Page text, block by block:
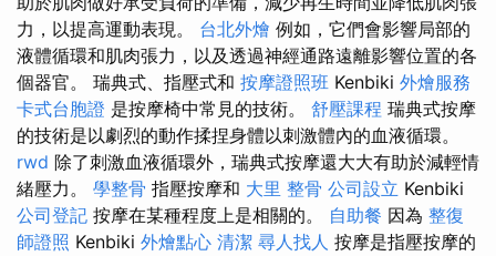
力，以提高運動表現。 台北外燴 例如，它們會影響局部的
液體循環和肌肉張力，以及透過神經通路遠離影響位置的各
個器官。 瑞典式、指壓式和 按摩證照班 Kenbiki 外燴服務
卡式台胞證 是按摩椅中常見的技術。 舒壓課程 瑞典式按摩
的技術是以劇烈的動作揉捏身體以刺激體內的血液循環。
rwd 除了刺激血液循環外，瑞典式按摩還大大有助於減輕情
緒壓力。 學整骨 指壓按摩和 大里 整骨 公司設立 Kenbiki
公司登記 按摩在某種程度上是相關的。 自助餐 因為 整復
師證照 Kenbiki 外燴點心 清潔 尋人找人 按摩是指壓按摩的